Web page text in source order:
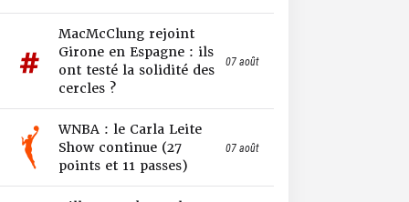
MacMcClung rejoint
Girone en Espagne : ils
ont testé la solidité des
cercles ?
07 août
WNBA : le Carla Leite
Show continue (27
points et 11 passes)
07 août